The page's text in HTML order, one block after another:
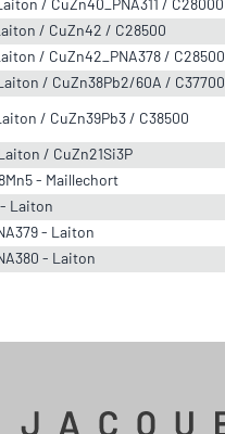
/ CuZn40_PNA311 / C28000
/ CuZn42 / C28500
/ CuZn42_PNA378 / C28500
/ CuZn38Pb2/60A / C37700
/ CuZn39Pb3 / C38500
/ CuZn21Si3P
- Maillechort
Laiton
- Laiton
- Laiton